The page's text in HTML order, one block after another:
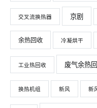
交叉流换热器 京剧
余热回收 冷凝烘干
工业热回收 废气余热
换热机组 新风 新